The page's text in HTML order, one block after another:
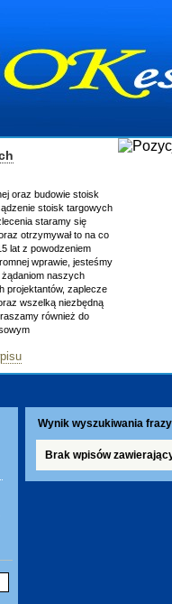
Wynik wyszukiwania
Brak wpisów